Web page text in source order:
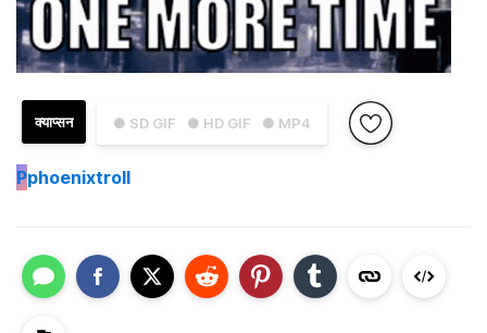
● SD GIF ● HD GIF ● MP4
क्याप्सन
Pphoenixtroll